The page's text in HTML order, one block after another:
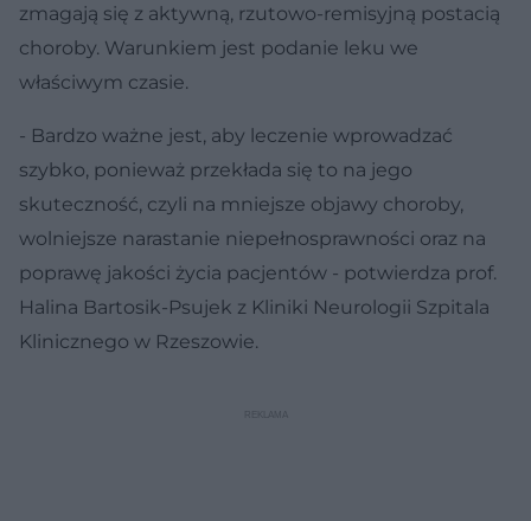
zmagają się z aktywną, rzutowo-remisyjną postacią
choroby. Warunkiem jest podanie leku we
właściwym czasie.
- Bardzo ważne jest, aby leczenie wprowadzać
szybko, ponieważ przekłada się to na jego
skuteczność, czyli na mniejsze objawy choroby,
wolniejsze narastanie niepełnosprawności oraz na
poprawę jakości życia pacjentów - potwierdza prof.
Halina Bartosik-Psujek z Kliniki Neurologii Szpitala
Klinicznego w Rzeszowie.